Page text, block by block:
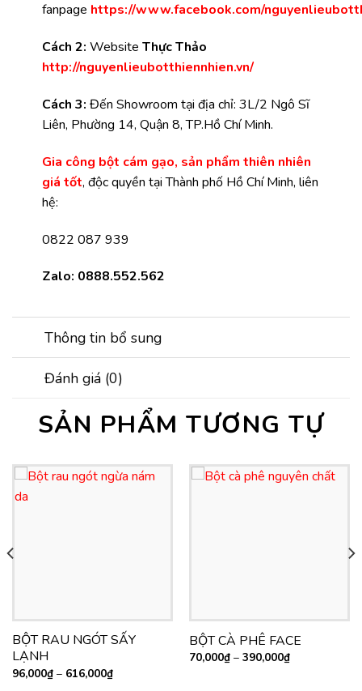
fanpage https://www.facebook.com/
Cách 2: Website Thực Thảo
http://nguyenlieubotthiennhien.vn/
Cách 3: Đến Showroom tại địa chỉ: 3L/2 Ngô Sĩ
Liên, Phường 14, Quận 8, TP.Hồ Chí Minh.
Gia công bột cám gạo, sản phẩm thiên nhiên
giá tốt, độc quyền tại Thành phố Hồ Chí Minh, liên
hệ:
0822 087 939
Zalo: 0888.552.562
Thông tin bổ sung
Đánh giá (0)
SẢN PHẨM TƯƠNG TỰ
BỘT RAU NGÓT SẤY
LẠNH
96,000₫– 616,000₫
BỘT CÀ PHÊ FACE
70,000₫– 390,000₫